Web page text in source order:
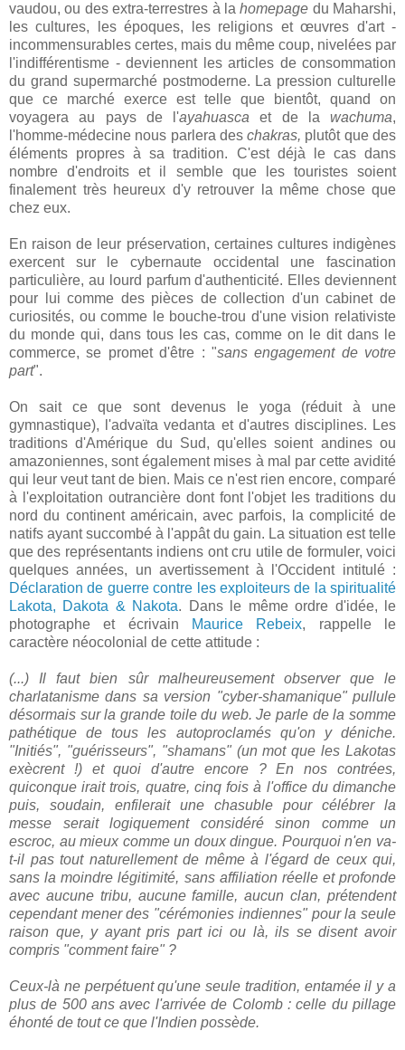
vaudou, ou des extra-terrestres à lahomepage du Maharshi,
les cultures, les époques, les religions et œuvres d'art -
incommensurables certes, mais du même coup, nivelées par
l'indifférentisme - deviennent les articles de consommation
du grand supermarché postmoderne. La pression culturelle
que ce marché exerce est telle que bientôt, quand on
voyagera au pays de l'ayahuasca et de la wachuma,
l'homme-médecine nous parlera deschakras, plutôt que des
éléments propres à sa tradition. C'est déjà le cas dans
nombre d'endroits et il semble que les touristes soient
finalement très heureux d'y retrouver la même chose que
chez eux.
En raison de leur préservation, certaines cultures indigènes
exercent sur le cybernaute occidental une fascination
particulière, au lourd parfum d'authenticité. Elles deviennent
pour lui comme des pièces de collection d'un cabinet de
curiosités, ou comme le bouche-trou d'une vision relativiste
du monde qui, dans tous les cas, comme on le dit dans le
commerce, se promet d'être : "sans engagement de votre
part".
On sait ce que sont devenus le yoga (réduit à une
gymnastique), l'advaïta vedanta et d'autres disciplines. Les
traditions d'Amérique du Sud, qu'elles soient andines ou
amazoniennes, sont également mises à mal par cette avidité
qui leur veut tant de bien. Mais ce n'est rien encore, comparé
à l'exploitation outrancière dont font l'objet les traditions du
nord du continent américain, avec parfois, la complicité de
natifs ayant succombé à l'appât du gain. La situation est telle
que des représentants indiens ont cru utile de formuler, voici
quelques années, un avertissement à l'Occident intitulé :
Déclaration de guerre contre les exploiteurs de la spiritualité
Lakota, Dakota & Nakota. Dans le même ordre d'idée, le
photographe et écrivain
Maurice Rebeix, rappelle le
caractère néocolonial de cette attitude :
(...) Il faut bien sûr malheureusement observer que le
charlatanisme dans sa version "cyber-shamanique" pullule
désormais sur la grande toile du web. Je parle de la somme
pathétique de tous les autoproclamés qu'on y déniche.
"Initiés", "guérisseurs", "shamans" (un mot que les Lakotas
exècrent !) et quoi d'autre encore ? En nos contrées,
quiconque irait trois, quatre, cinq fois à l'office du dimanche
puis, soudain, enfilerait une chasuble pour célébrer la
messe serait logiquement considéré sinon comme un
escroc, au mieux comme un doux dingue. Pourquoi n'en va-
t-il pas tout naturellement de même à l'égard de ceux qui,
sans la moindre légitimité, sans affiliation réelle et profonde
avec aucune tribu, aucune famille, aucun clan, prétendent
cependant mener des "cérémonies indiennes" pour la seule
raison que, y ayant pris part ici ou là, ils se disent avoir
compris "comment faire" ?
Ceux-là ne perpétuent qu'une seule tradition, entamée il y a
plus de 500 ans avec l'arrivée de Colomb : celle du pillage
éhonté de tout ce que l'Indien possède.